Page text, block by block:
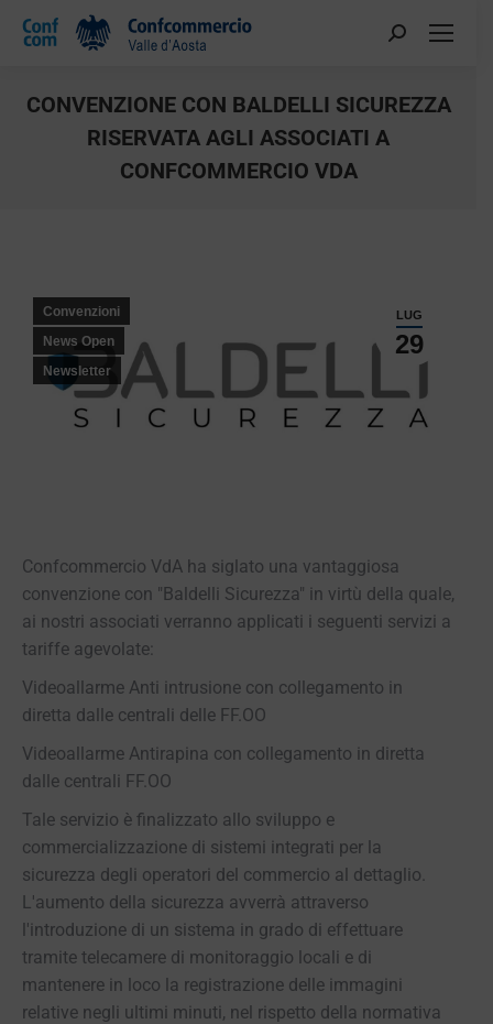
CONVENZIONE CON BALDELLI SICUREZZA
RISERVATA AGLI ASSOCIATI A
CONFCOMMERCIO VDA
LUG
29
Convenzioni
News Open
Newsletter
Confcommercio VdA ha siglato una vantaggiosa
convenzione con "Baldelli Sicurezza" in virtù della quale,
ai nostri associati verranno applicati i seguenti servizi a
tariffe agevolate:
Videoallarme Anti intrusione con collegamento in
diretta dalle centrali delle FF.OO
Videoallarme Antirapina con collegamento in diretta
dalle centrali FF.OO
Tale servizio è finalizzato allo sviluppo e
commercializzazione di sistemi integrati per la
sicurezza degli operatori del commercio al dettaglio.
L'aumento della sicurezza avverrà attraverso
l'introduzione di un sistema in grado di effettuare
tramite telecamere di monitoraggio locali e di
mantenere in loco la registrazione delle immagini
relative negli ultimi minuti, nel rispetto della normativa